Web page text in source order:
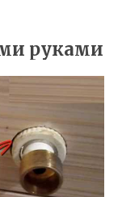
руками